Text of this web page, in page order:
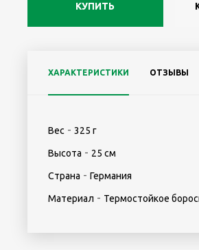
КУПИТЬ
ХАРАКТЕРИСТИКИ ОТЗЫВЫ
Вес - 325 г
Высота - 25 см
Страна - Германия
Материал - Термостойкое